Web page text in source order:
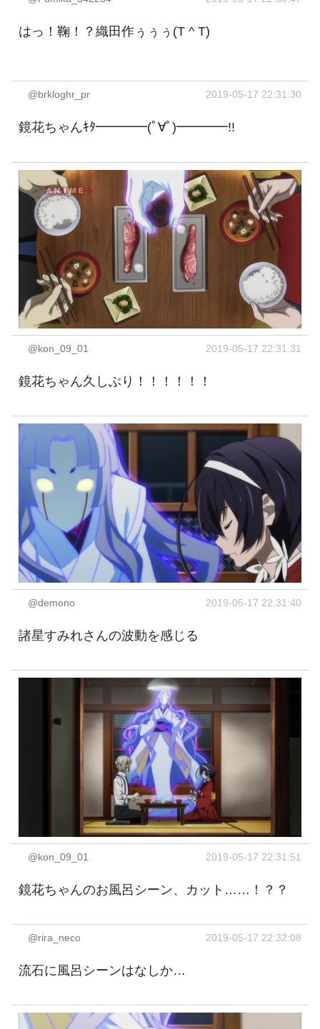
はっ！鞠！？織田作ぅぅぅ(T ^ T)
@brkloghr_pr 2019-05-17 22:31:30
鏡花ちゃんｷﾀ━━━━(ﾟ∀ﾟ)━━━━!!
@kon_09_01 2019-05-17 22:31:31
鏡花ちゃん久しぶり！！！！！！
@demono 2019-05-17 22:31:40
諸星すみれさんの波動を感じる
@kon_09_01 2019-05-17 22:31:51
鏡花ちゃんのお風呂シーン、カット……！？？
@rira_neco 2019-05-17 22:32:08
流石に風呂シーンはなしか…